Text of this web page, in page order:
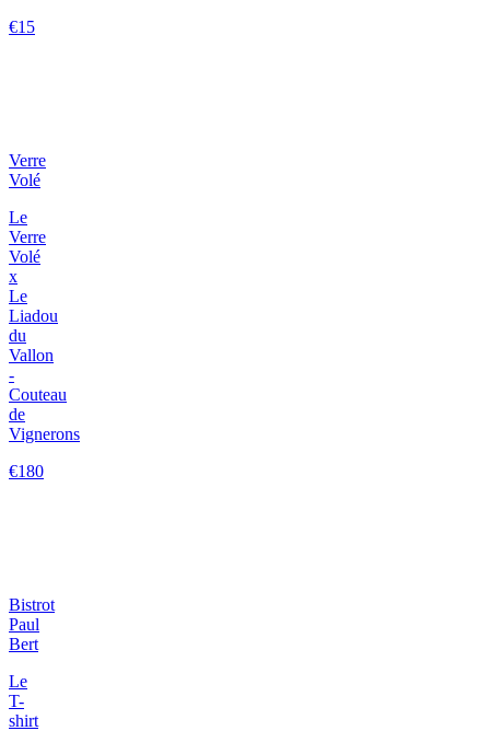
€15
Verre
Volé
Le
Verre
Volé
x
Le
Liadou
du
Vallon
-
Couteau
de
Vignerons
€180
Bistrot
Paul
Bert
Le
T-
shirt